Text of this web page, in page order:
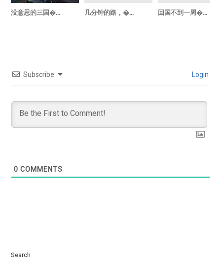
没意思的三国�... 几分钟的路，�... 回国不到一周�...
Subscribe Login
0 COMMENTS
Search